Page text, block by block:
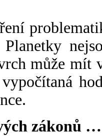
Planetky
může mít
zákonů …